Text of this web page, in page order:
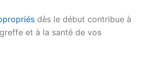
dès le début contribue à
et à la santé de vos